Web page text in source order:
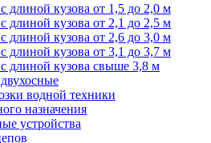
длиной кузова от 1,5 до 2,0 м
длиной кузова от 2,1 до 2,5 м
длиной кузова от 2,6 до 3,0 м
длиной кузова от 3,1 до 3,7 м
длиной кузова свыше 3,8 м
водной техники
назначения
устройства